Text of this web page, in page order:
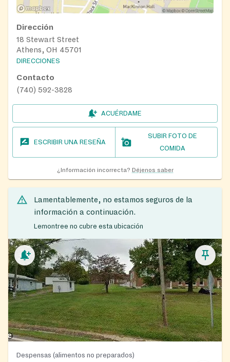
Dirección
18 Stewart Street
Athens, OH 45701
DIRECCIONES
Contacto
(740) 592-3828
ACUÉRDAME
ESCRIBIR UNA RESEÑA
SUBIR FOTO DE
COMIDA
¿Información incorrecta? Déjenos saber
Lamentablemente, no estamos seguros de la
información a continuación.
Lemontree no cubre esta ubicación
Despensas (alimentos no preparados)